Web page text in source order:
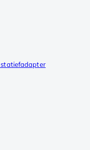
statiefadapter